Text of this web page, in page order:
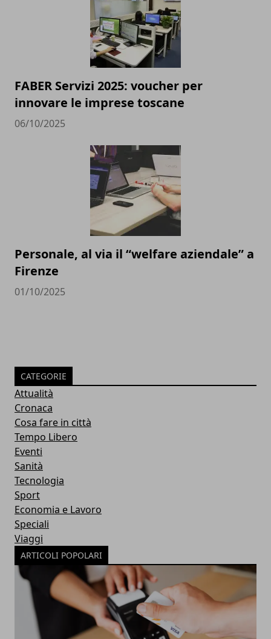
FABER Servizi 2025: voucher per
innovare le imprese toscane
06/10/2025
Personale, al via il “welfare aziendale” a
Firenze
01/10/2025
CATEGORIE
Attualità
Cronaca
Cosa fare in città
Tempo Libero
Eventi
Sanità
Tecnologia
Sport
Economia e Lavoro
Speciali
Viaggi
ARTICOLI POPOLARI